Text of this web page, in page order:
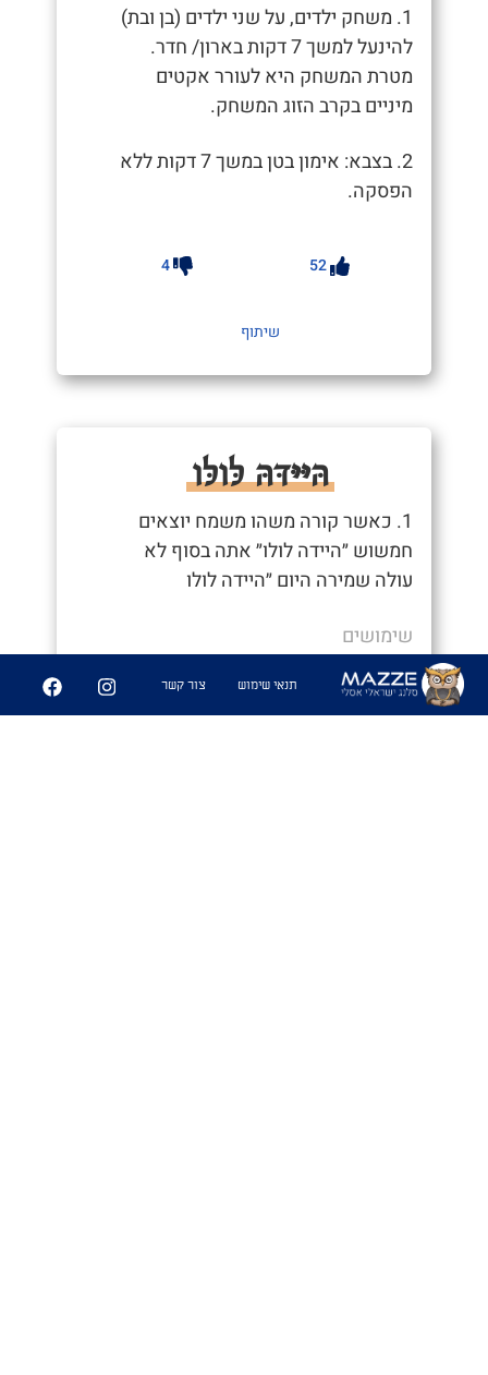
1. משחק ילדים, על שני ילדים (בן ובת)
להינעל למשך 7 דקות בארון/ חדר.
מטרת המשחק היא לעורר אקטים
מיניים בקרב הזוג המשחק.
2. בצבא: אימון בטן במשך 7 דקות ללא
הפסקה.
52
4
שיתוף
הּיּיּדּהּ לּולּו
1. כאשר קורה משהו משמח יוצאים
חמשוש ״היידה לולו״ אתה בסוף לא
עולה שמירה היום ״היידה לולו
שימושים
- "יוצאים חמשוש ״היידה לולו״"
תנאי שימוש צור קשר